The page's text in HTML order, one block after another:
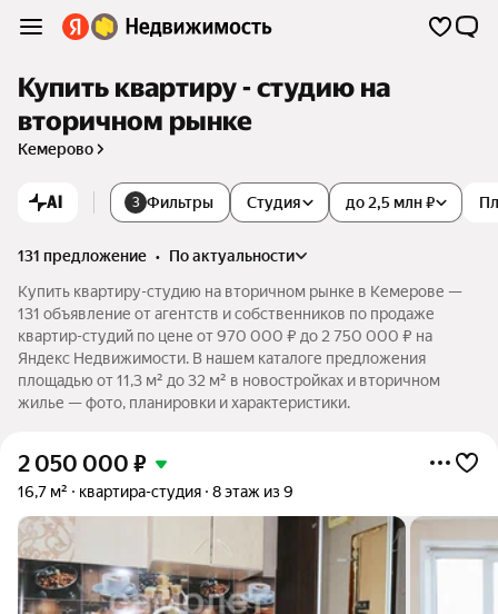
Купить квартиру - студию на
вторичном рынке
Кемерово
AI 3 Фильтры Студия до 2,5 млн ₽
131 предложение •
по актуальности
Купить квартиру-студию на вторичном рынке в Кемерове —
131 объявление от агентств и собственников по продаже
квартир-студий по цене от 970 000 ₽ до 2 750 000 ₽ на
Яндекс Недвижимости. В нашем каталоге предложения
площадью от 11,3 м² до 32 м² в новостройках и вторичном
жилье — фото, планировки и характеристики.
2 050 000 ₽
16,7 м² квартира-студия 8 этаж из 9